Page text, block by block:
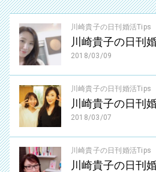
川崎貴子の日刊婚活Tips
川崎貴子の日刊
2018/03/09
川崎貴子の日刊婚活Tips
川崎貴子の日刊
2018/03/07
川崎貴子の日刊婚活Tips
川崎貴子の日刊